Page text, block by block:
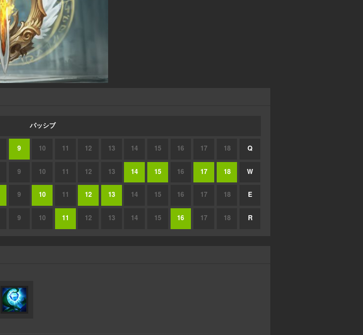
パッシブ
9 10 11 12 13 14 15 16 17 18 Q
9 10 11 12 13 14 15 16 17 18 W
9 10 11 12 13 14 15 16 17 18 E
9 10 11 12 13 14 15 16 17 18 R